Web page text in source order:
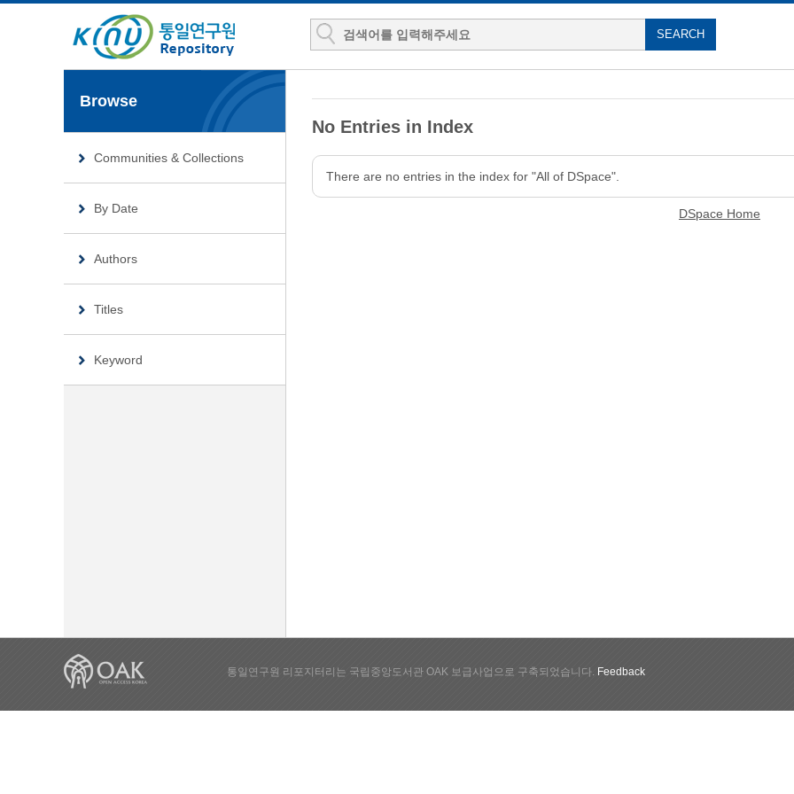
Browse
Communities & Collections
By Date
Authors
Titles
Keyword
No Entries in Index
There are no entries in the index for "All of DSpace".
DSpace Home
통일연구원 리포지터리는 국립중앙도서관 OAK 보급사업으로 구축되었습니다. Feedback